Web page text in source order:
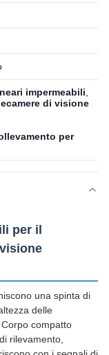
impermeabili
di visione
per
per il
una spinta di
delle
compatto
rilevamento,